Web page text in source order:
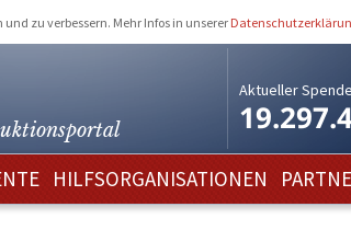
zu verbessern. Mehr Infos in unserer
Aktueller
HILFSORGANISATIONEN